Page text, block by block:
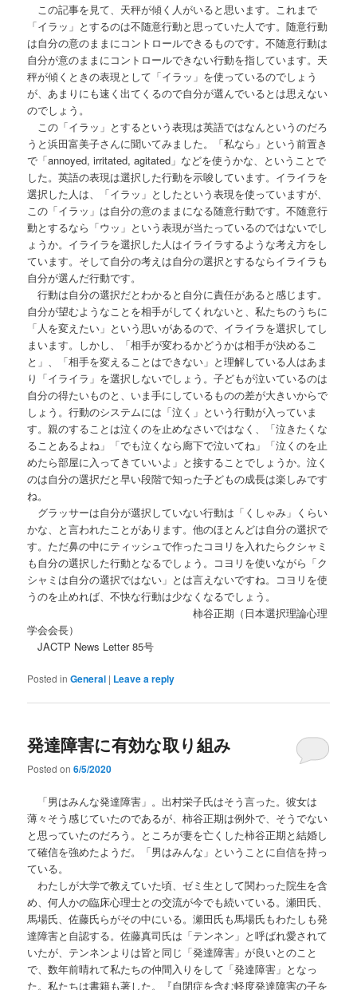
この記事を見て、天秤が傾く人がいると思います。これまで
「イラッ」とするのは不随意行動と思っていた人です。随意行動
は自分の意のままにコントロールできるものです。不随意行動は
自分が意のままにコントロールできない行動を指しています。天
秤が傾くときの表現として「イラッ」を使っているのでしょう
が、あまりにも速く出てくるので自分が選んでいるとは思えない
のでしょう。
この「イラッ」とするという表現は英語ではなんというのだろ
うと浜田富美子さんに聞いてみました。「私なら」という前置き
で「annoyed, irritated, agitated」などを使うかな、ということで
した。英語の表現は選択した行動を示唆しています。イライラを
選択した人は、「イラッ」としたという表現を使っていますが、
この「イラッ」は自分の意のままになる随意行動です。不随意行
動とするなら「ウッ」という表現が当たっているのではないでし
ょうか。イライラを選択した人はイライラするような考え方をし
ています。そして自分の考えは自分の選択とするならイライラも
自分が選んだ行動です。
行動は自分の選択だとわかると自分に責任があると感じます。
自分が望むようなことを相手がしてくれないと、私たちのうちに
「人を変えたい」という思いがあるので、イライラを選択してし
まいます。しかし、「相手が変わるかどうかは相手が決めるこ
と」、「相手を変えることはできない」と理解している人はあま
り「イライラ」を選択しないでしょう。子どもが泣いているのは
自分の得たいものと、いま手にしているものの差が大きいからで
しょう。行動のシステムには「泣く」という行動が入っていま
す。親のすることは泣くのを止めなさいではなく、「泣きたくな
ることあるよね」「でも泣くなら廊下で泣いてね」「泣くのを止
めたら部屋に入ってきていいよ」と接することでしょうか。泣く
のは自分の選択だと早い段階で知った子どもの成長は楽しみです
ね。
グラッサーは自分が選択していない行動は「くしゃみ」くらい
かな、と言われたことがあります。他のほとんどは自分の選択で
す。ただ鼻の中にティッシュで作ったコヨリを入れたらクシャミ
も自分の選択した行動となるでしょう。コヨリを使いながら「ク
シャミは自分の選択ではない」とは言えないですね。コヨリを使
うのを止めれば、不快な行動は少なくなるでしょう。
柿谷正期（日本選択理論心理
学会会長）
JACTP News Letter 85号
Posted in General | Leave a reply
発達障害に有効な取り組み
Posted on6/5/2020
「男はみんな発達障害」。出村栄子氏はそう言った。彼女は
薄々そう感じていたのであるが、柿谷正期は例外で、そうでない
と思っていたのだろう。ところが妻を亡くした柿谷正期と結婚し
て確信を強めたようだ。「男はみんな」ということに自信を持っ
ている。
わたしが大学で教えていた頃、ゼミ生として関わった院生を含
め、何人かの臨床心理士との交流が今でも続いている。瀬田氏、
馬場氏、佐藤氏らがその中にいる。瀬田氏も馬場氏もわたしも発
達障害と自認する。佐藤真司氏は「テンネン」と呼ばれ愛されて
いたが、テンネンよりは皆と同じ「発達障害」が良いとのこと
で、数年前晴れて私たちの仲間入りをして「発達障害」となっ
た。私たちは書籍も著した。『自閉症を含む軽度発達障害の子を